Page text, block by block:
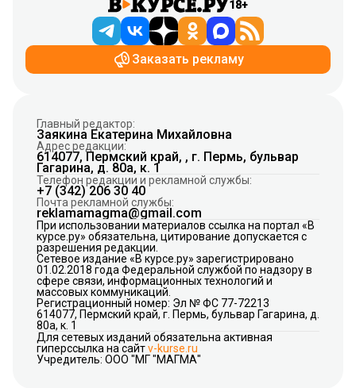
18+
Заказать рекламу
Главный редактор:
Заякина Екатерина Михайловна
Адрес редакции:
614077, Пермский край, , г. Пермь, бульвар
Гагарина, д. 80а, к. 1
Телефон редакции и рекламной службы:
+7 (342) 206 30 40
Почта рекламной службы:
reklamamagma@gmail.com
При использовании материалов ссылка на портал «В
курсе.ру» обязательна, цитирование допускается с
разрешения редакции.
Сетевое издание «В курсе.ру» зарегистрировано
01.02.2018 года Федеральной службой по надзору в
сфере связи, информационных технологий и
массовых коммуникаций.
Регистрационный номер: Эл № ФС 77-72213
614077, Пермский край, г. Пермь, бульвар Гагарина, д.
80а, к. 1
Для сетевых изданий обязательна активная
гиперссылка на сайтv-kurse.ru
Учредитель: ООО "МГ "МАГМА"